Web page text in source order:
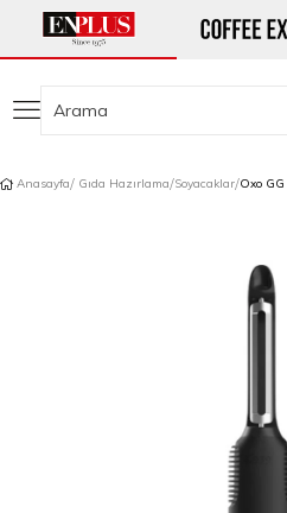
Anasayfa Gıda Hazırlama Soyacaklar